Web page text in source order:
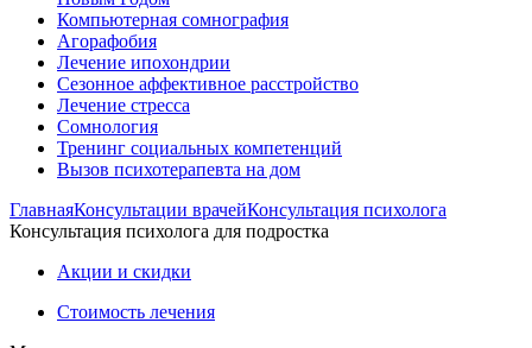
Компьютерная сомнография
Агорафобия
Лечение ипохондрии
Сезонное аффективное расстройство
Лечение стресса
Сомнология
Тренинг социальных компетенций
Вызов психотерапевта на дом
ГлавнаяКонсультации врачейКонсультация психолога
Консультация психолога для подростка
Акции и скидки
Стоимость лечения